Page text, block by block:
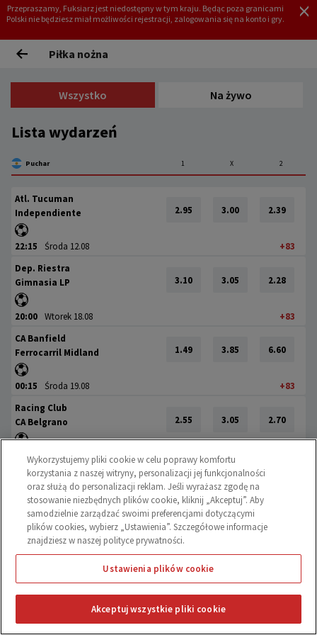
Przepraszamy, Fuksiarz jest niedostępny w tym kraju. Będąc poza granicami
Polski nie będziesz miał możliwości rejestracji, zalogowania się na konto i gry.
REJESTRACJA ZALOGUJ
Piłka nożna
Wszystko Na żywo
Lista wydarzeń
Puchar 1 X 2
Atl. Tucuman
Independiente
2.95 3.00 2.39
22:15 Środa 12.08 +83
Dep. Riestra
Gimnasia LP
3.10 3.05 2.28
20:00 Wtorek 18.08 +83
CA Banfield
Ferrocarril Midland
1.49 3.85 6.60
00:15 Środa 19.08 +83
Racing Club
CA Belgrano
2.55 3.05 2.70
22:15 Środa 19.08
Nasza oferta Promocje
Zakłady Bukmacherskie
Zakład bez ryzyka
Oferta A-Z
0
Na żywo
Kupony Promocje
Wykorzystujemy pliki cookie w celu poprawy komfortu
korzystania z naszej witryny, personalizacji jej funkcjonalności
oraz służą do personalizacji reklam. Jeśli wyrażasz zgodę na
stosowanie niezbędnych plików cookie, kliknij „Akceptuj”. Aby
samodzielnie zarządzać swoimi preferencjami dotyczącymi
plików cookies, wybierz „Ustawienia”. Szczegółowe informacje
znajdziesz w naszej polityce prywatności.
Ustawienia plików cookie
Akceptuj wszystkie pliki cookie